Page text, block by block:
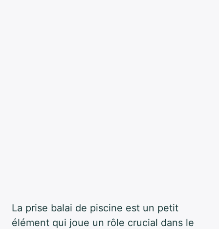
La prise balai de piscine est un petit
élément qui joue un rôle crucial dans le